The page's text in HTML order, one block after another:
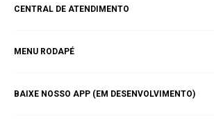
CENTRAL DE ATENDIMENTO
MENU RODAPÉ
Catálogo
BAIXE NOSSO APP (EM DESENVOLVIMENTO)